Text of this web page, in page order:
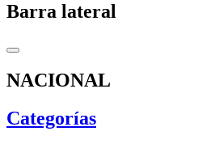
Barra lateral
NACIONAL
Categorías